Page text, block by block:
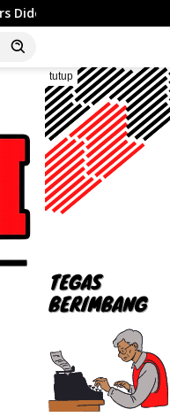
Edukasi Publik
tutup